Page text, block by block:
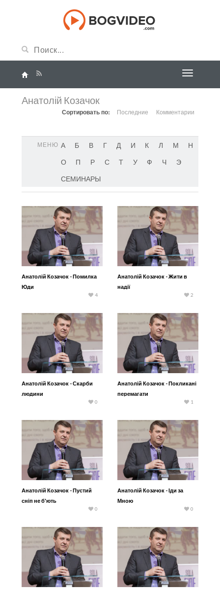
Анатолій Козачок
Сортировать по: Последние Комментарии
МЕНЮ А Б В Г Д И К Л М
Н
О
П Р С Т У Ф Ч
Э
СЕМИНАРЫ
Анатолій Козачок - Помилка
Юди
4
Анатолій Козачок - Жити в
надії
2
Анатолій Козачок - Скарби
людини
0
Анатолій Козачок - Покликані
перемагати
1
Анатолій Козачок - Пустий
сніп не б'ють
0
Анатолій Козачок - Іди за
Мною
0